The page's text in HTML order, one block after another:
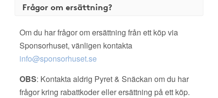
Frågor om ersättning?
Om du har frågor om ersättning från ett köp via
Sponsorhuset, vänligen kontakta
info@sponsorhuset.se
OBS: Kontakta aldrig Pyret & Snäckan om du har
frågor kring rabattkoder eller ersättning på ett köp.